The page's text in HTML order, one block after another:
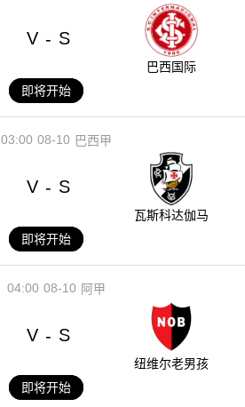
V - S
巴西国际
即将开始
08-10
03:00 巴西甲
V - S
瓦斯科达伽马
即将开始
08-10
04:00 阿甲
V - S
纽维尔老男孩
即将开始